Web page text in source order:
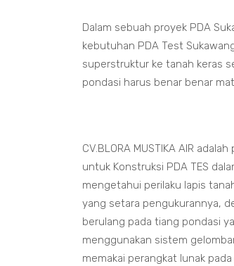
Dalam sebuah proyek PDA
kebutuhan PDA Test
superstruktur ke tanah keras
pondasi harus benar benar
CV.BLORA MUSTIKA AIR
untuk Konstruksi PDA TES
mengetahui perilaku lapis
yang setara pengukurannya,
berulang pada tiang pondasi
menggunakan sistem
memakai perangkat lunak